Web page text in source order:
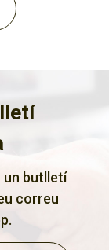
un butlletí
correu
.